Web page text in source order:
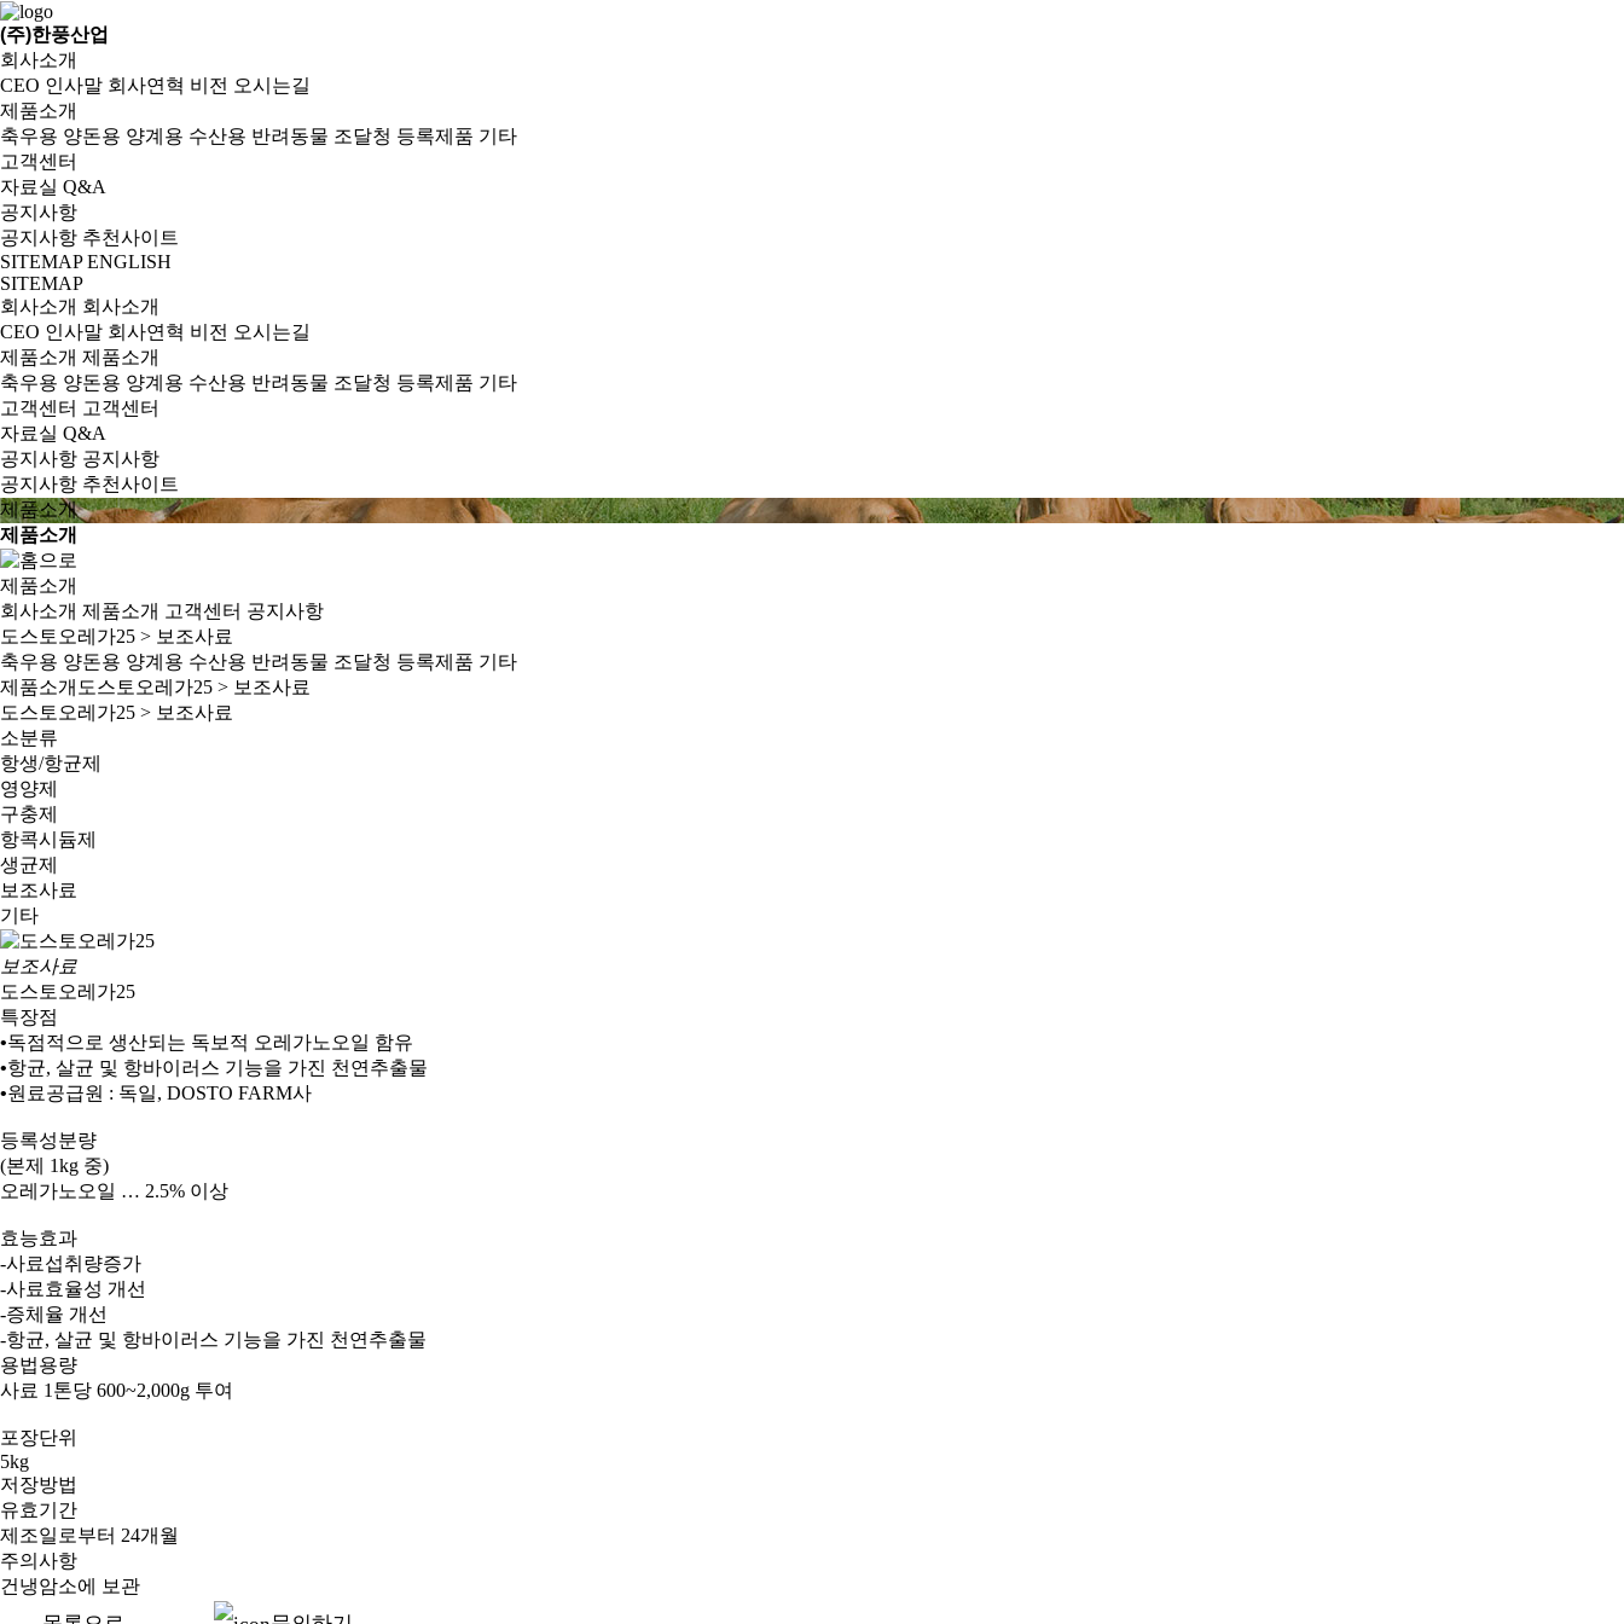
(주)한풍산업
회사소개
CEO 인사말 회사연혁 비전 오시는길
제품소개
축우용 양돈용 양계용 수산용 반려동물 조달청 등록제품 기타
고객센터
자료실 Q&A
공지사항
공지사항 추천사이트
SITEMAP ENGLISH
SITEMAP
회사소개 회사소개
CEO 인사말 회사연혁 비전 오시는길
제품소개 제품소개
축우용 양돈용 양계용 수산용 반려동물 조달청 등록제품 기타
고객센터 고객센터
자료실 Q&A
공지사항 공지사항
공지사항 추천사이트
제품소개
제품소개
제품소개
회사소개 제품소개 고객센터 공지사항
도스토오레가25 > 보조사료
축우용 양돈용 양계용 수산용 반려동물 조달청 등록제품 기타
제품소개 도스토오레가25 > 보조사료
도스토오레가25 > 보조사료
소분류
항생/항균제
영양제
구충제
항콕시듐제
생균제
보조사료
기타
보조사료
도스토오레가25
특장점
•독점적으로 생산되는 독보적 오레가노오일 함유
•항균, 살균 및 항바이러스 기능을 가진 천연추출물
•원료공급원 : 독일, DOSTO FARM사
등록성분량
(본제 1kg 중)
오레가노오일 … 2.5% 이상
효능효과
-사료섭취량증가
-사료효율성 개선
-증체율 개선
-항균, 살균 및 항바이러스 기능을 가진 천연추출물
용법용량
사료 1 톤당 600~2,000g 투여
포장단위
5kg
저장방법
유효기간
제조일로부터 24개월
주의사항
건냉암소에 보관